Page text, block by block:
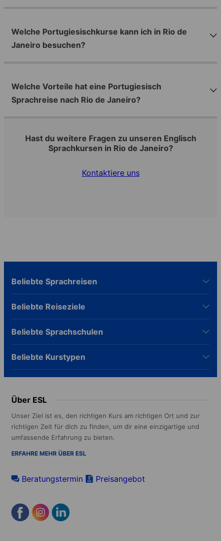
Welche Portugiesischkurse kann ich in Rio de
Janeiro besuchen?
Welche Vorteile hat eine Portugiesisch
Sprachreise nach Rio de Janeiro?
Hast du weitere Fragen zu unseren Englisch
Sprachkursen in Rio de Janeiro?
Kontaktiere uns
Beliebte Sprachreisen
Beliebte Reiseziele
Beliebte Sprachschulen
Beliebte Kurstypen
Über ESL
Unser Ziel ist es, den richtigen Kurs am richtigen Ort und zur
richtigen Zeit für dich zu finden, um dir eine einzigartige und
umfassende Erfahrung zu bieten.
ERFAHRE MEHR ÜBER ESL
Beratungstermin Preisangebot